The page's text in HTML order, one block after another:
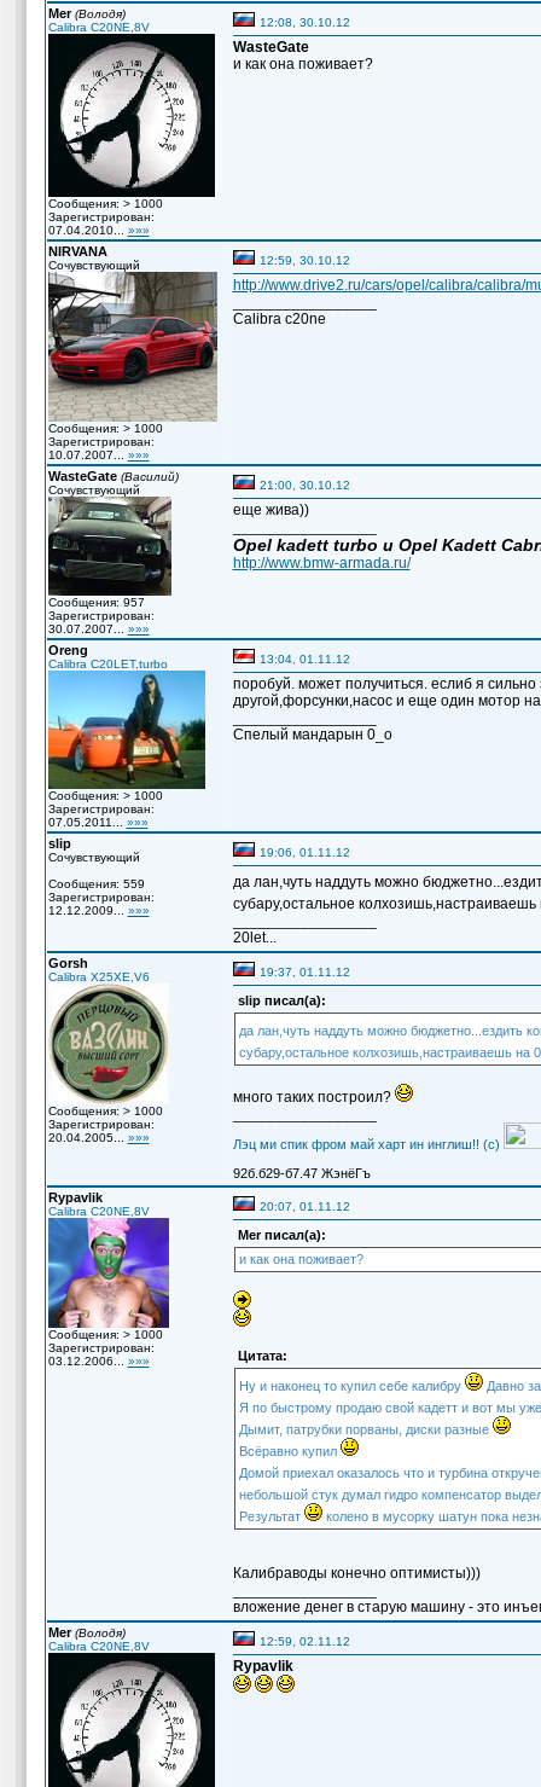
Mer (Володя)
Calibra C20NE,8V
Сообщения: > 1000
Зарегистрирован:
07.04.2010... »»»
12:08, 30.10.12
WasteGate
и как она поживает?
NIRVANA
Сочувствующий
Сообщения: > 1000
Зарегистрирован:
10.07.2007... »»»
12:59, 30.10.12
http://www.drive2.ru/cars/opel/calibra/calibra/
Сalibra c20ne
WasteGate (Василий)
Сочувствующий
Сообщения: 957
Зарегистрирован:
30.07.2007... »»»
21:00, 30.10.12
еще жива))
Opel kadett turbo и Opel Kadett
http://www.bmw-armada.ru/
Oreng
Calibra C20LET,turbo
Сообщения: > 1000
Зарегистрирован:
07.05.2011... »»»
13:04, 01.11.12
поробуй. может получиться. еслиб я
другой,форсунки,насос и еще один мотор на
Спелый мандарын 0_о
slip
Сочувствующий
Сообщения: 559
Зарегистрирован:
12.12.2009... »»»
19:06, 01.11.12
да лан,чуть наддуть можно
субару,остальное
20let...
Gorsh
Calibra X25XE,V6
Сообщения: > 1000
Зарегистрирован:
20.04.2005... »»»
19:37, 01.11.12
slip писал(а):
да лан,чуть наддуть можно бюджетно...ездить
субару,остальное колхозишь,настраиваешь
много таких построил?
Лэц ми спик фром май харт ин инглиш!! (с)
92б.б29-б7.47 ЖэнёГъ
Rypavlik
Calibra C20NE,8V
Сообщения: > 1000
Зарегистрирован:
03.12.2006... »»»
20:07, 01.11.12
Mer писал(а):
и как она поживает?
Цитата:
Ну и наконец то купил себе калибру
Давно за
Я по быстрому продаю свой кадетт и вот мы
Дымит, патрубки порваны, диски разные
Всёравно купил
Домой приехал оказалось что и турбина
небольшой стук думал гидро компенсатор
Результат
колено в мусорку шатун пока
Калибраводы конечно оптимисты)))
вложение денег в старую машину - это
Mer (Володя)
Calibra C20NE,8V
12:59, 02.11.12
Rypavlik